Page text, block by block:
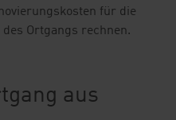
für die
Ortgangs rechnen.
aus